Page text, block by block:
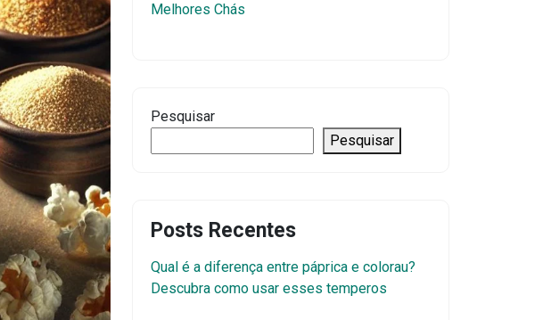
Melhores Chás
Pesquisar
Pesquisar
Posts Recentes
Qual é a diferença entre páprica e colorau?
Descubra como usar esses temperos